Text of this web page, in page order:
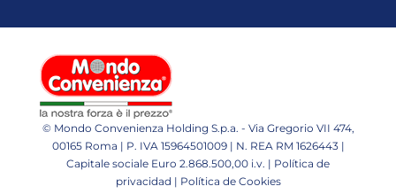
PT
© Mondo Convenienza Holding S.p.a. - Via Gregorio VII 474,
00165 Roma | P. IVA 15964501009 | N. REA RM 1626443 |
Capitale sociale Euro 2.868.500,00 i.v. | Política de
privacidad | Política de Cookies